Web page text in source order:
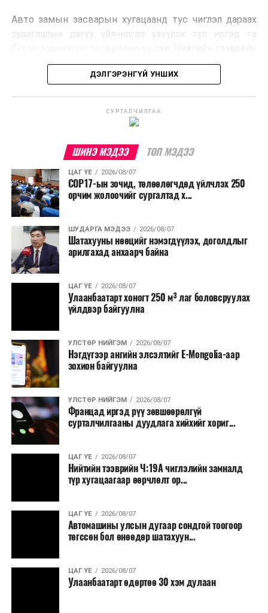
Ийнхүү лаг хатаах, шатаах технологийг лагийн
улсад өргөн ашиглаж байна.
Авто замын засварын хугацаанд тус чиглэл дараах
зураглалын дагуу үйлчилгээ үзүүлэх тул иргэд та
бодлогын газраас мэдээллээ.
ДЭЛГЭРЭНГҮЙ УНШИХ
СУРТАЛЧИЛГАА
ШИНЭ МЭДЭЭ ТОП МЭДЭЭ
ЦАГ ҮЕ 2026/08/07
COP17-ын зочид, төлөөлөгчдөд үйлчлэх 250
орчим жолоочийг сургалтад х...
ШУДАРГА МЭДЭЭ 2026/08/07
Шатахууны нөөцийг нэмэгдүүлэх, доголдлыг
арилгахад анхаарч байна
ЦАГ ҮЕ 2026/08/07
Улаанбаатарт хоногт 250 м³ лаг боловсруулах
үйлдвэр байгуулна
УЛСТӨР НИЙГЭМ 2026/08/07
Нэгдүгээр ангийн элсэлтийг E-Mongolia-аар
зохион байгуулна
УЛСТӨР НИЙГЭМ 2026/08/07
Францад иргэд рүү зөвшөөрөлгүй
сурталчилгааны дуудлага хийхийг хориг...
ЦАГ ҮЕ 2026/08/07
Нийтийн тээврийн Ч:19А чиглэлийн замналд
түр хугацаагаар өөрчлөлт ор...
ЦАГ ҮЕ 2026/08/07
Автомашины улсын дугаар сондгой тоогоор
төгссөн бол өнөөдөр шатахуун...
ЦАГ ҮЕ 2026/08/07
Улаанбаатарт өдөртөө 30 хэм дулаан